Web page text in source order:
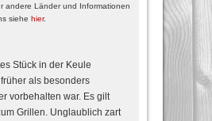
andere Länder und Informationen
siehe hier.
Stück in der Keule
als besonders
vorbehalten war. Es gilt
Grillen. Unglaublich zart